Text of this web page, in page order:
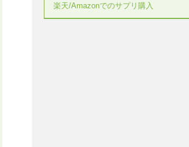
楽天/Amazonでのサプリ購入